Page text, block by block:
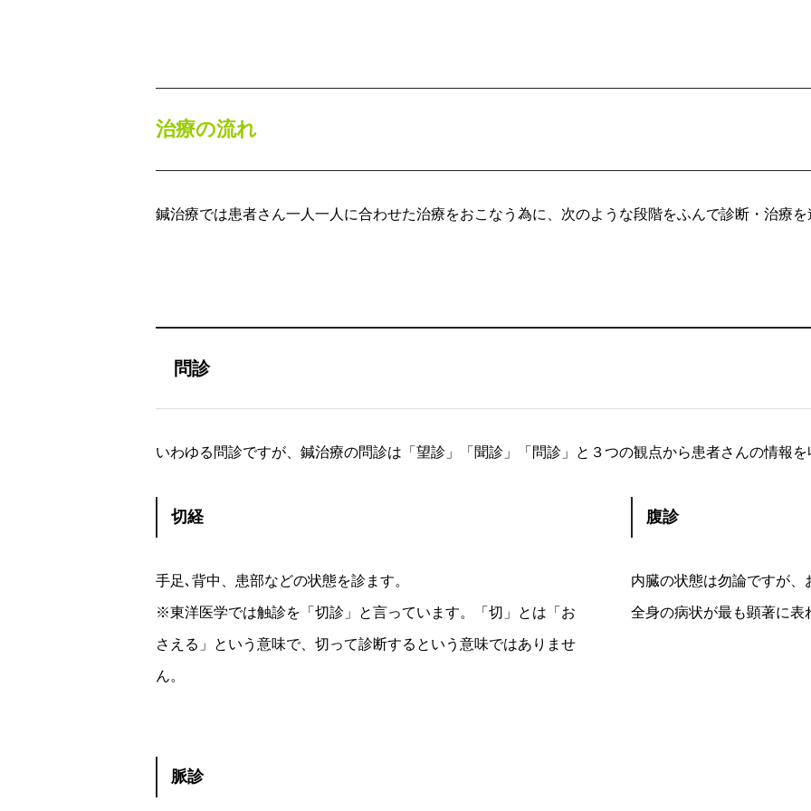
治療の流れ
鍼治療では患者さん一人一人に合わせた治療をおこなう為に、次のような段階をふんで診断・治療
問診
いわゆる問診ですが、鍼治療の問診は「望診」「聞診」「問診」と３つの観点から患者さんの情報を
切経
手足､背中、患部などの状態を診ます。
※東洋医学では触診を「切診」と言っています。「切」とは「お
さえる」という意味で、切って診断するという意味ではありませ
ん。
腹診
内臓の状態は勿論ですが、
全身の病状が最も顕著に表
脈診